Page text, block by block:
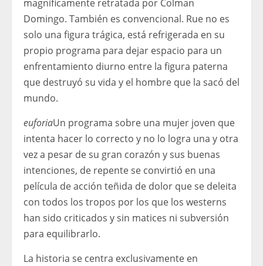
magníficamente retratada por Colman
Domingo. También es convencional. Rue no es
solo una figura trágica, está refrigerada en su
propio programa para dejar espacio para un
enfrentamiento diurno entre la figura paterna
que destruyó su vida y el hombre que la sacó del
mundo.
euforiaUn programa sobre una mujer joven que
intenta hacer lo correcto y no lo logra una y otra
vez a pesar de su gran corazón y sus buenas
intenciones, de repente se convirtió en una
película de acción teñida de dolor que se deleita
con todos los tropos por los que los westerns
han sido criticados y sin matices ni subversión
para equilibrarlo.
La historia se centra exclusivamente en